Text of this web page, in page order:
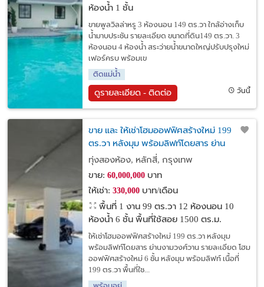
ห้องน้ำ 1 ชั้น
ขายพูลวิลล่าหรู 3 ห้องนอน 149 ตร.วา ใกล้อ่างเก็บ
น้ำมาบประชัน รายละเอียด ขนาดที่ดิน149 ตร.วา. 3
ห้องนอน 4 ห้องน้ำ สระว่ายน้ำขนาดใหญ่ปรับปรุงใหม่
เฟอร์ครบ พร้อมเข
ติดแม่น้ำ
ดูรายละเอียด - ติดต่อ วันนี้
ขาย และ ให้เช่าโฮมออฟฟิศสร้างใหม่ 199
ตร.วา หลังมุม พร้อมลิฟท์โดยสาร ย่าน
งามวงศ์วาน
ทุ่งสองห้อง, หลักสี่, กรุงเทพ
ขาย: 60,000,000บาท
ให้เช่า: 330,000บาท/เดือน
พื้นที่ 1 งาน 99 ตร.วา 12 ห้องนอน 10
ห้องน้ำ 6 ชั้น พื้นที่ใช้สอย 1500 ตร.ม.
ให้เช่าโฮมออฟฟิศสร้างใหม่ 199 ตร.วา หลังมุม
พร้อมลิฟท์โดยสาร ย่านงามวงศ์วาน รายละเอียด โฮม
ออฟฟิศสร้างใหม่ 6 ชั้น หลังมุม พร้อมลิฟท์ เนื้อที่
199 ตร.วา พื้นที่ใช...